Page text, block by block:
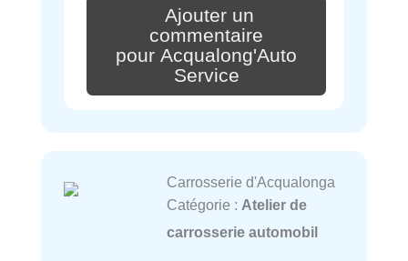
Ajouter un
commentaire
pour Acqualong'Auto
Service
Carrosserie d'Acqualonga
Catégorie : Atelier de
carrosserie automobil